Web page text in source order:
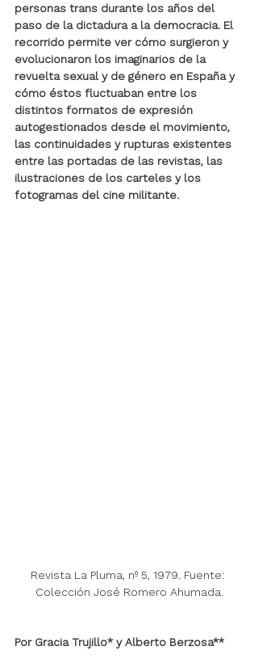
personas trans durante los años del
paso de la dictadura a la democracia. El
recorrido permite ver cómo surgieron y
evolucionaron los imaginarios de la
revuelta sexual y de género en España y
cómo éstos fluctuaban entre los
distintos formatos de expresión
autogestionados desde el movimiento,
las continuidades y rupturas existentes
entre las portadas de las revistas, las
ilustraciones de los carteles y los
fotogramas del cine militante.
Revista La Pluma, nº 5, 1979. Fuente:
Colección José Romero Ahumada.
Por Gracia Trujillo* y Alberto Berzosa**